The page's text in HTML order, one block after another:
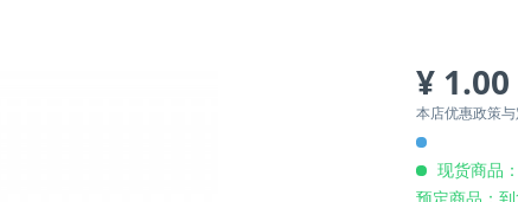
¥
本店优惠政策
现货商品